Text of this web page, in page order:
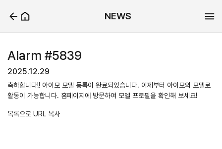
NEWS
Alarm #5839
2025.12.29
축하합니다!! 아이모 모델 등록이 완료되었습니다. 이제부터 아이모의 모델로
활동이 가능합니다. 홈페이지에 방문하여 모델 프로필을 확인해 보세요!
목록으로 URL 복사